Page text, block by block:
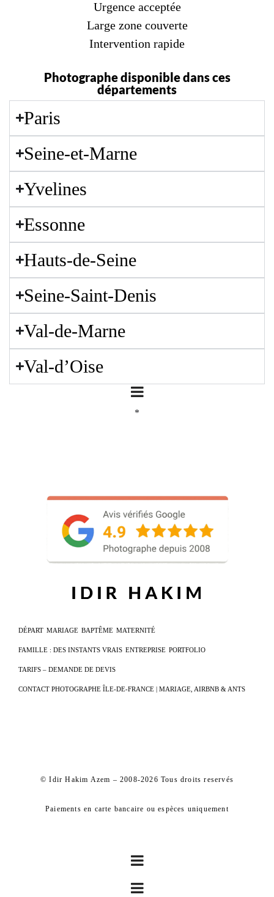
Urgence acceptée
Large zone couverte
Intervention rapide
Photographe disponible dans ces
départements
Paris
Seine-et-Marne
Yvelines
Essonne
Hauts-de-Seine
Seine-Saint-Denis
Val-de-Marne
Val-d’Oise
*
DÉPART MARIAGE BAPTÊME MATERNITÉ
FAMILLE : DES INSTANTS VRAIS ENTREPRISE PORTFOLIO
TARIFS – DEMANDE DE DEVIS
CONTACT PHOTOGRAPHE ÎLE-DE-FRANCE | MARIAGE, AIRBNB & ANTS
© Idir Hakim Azem – 2008-2026 Tous droits reservés
Paiements en carte bancaire ou espèces uniquement